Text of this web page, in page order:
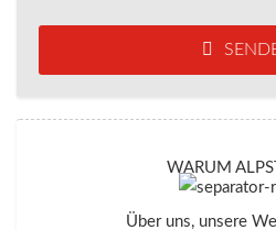
WARUM
Über uns, unsere